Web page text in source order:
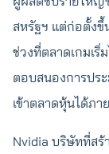
สหรัฐฯ แต่ก่อตั้งขึ้
ช่วงที่ตลาดเกมเ
ตอบสนองการปร
เข้าตลาดหุ้นได้ภ
Nvidia บริษัทที่สร้